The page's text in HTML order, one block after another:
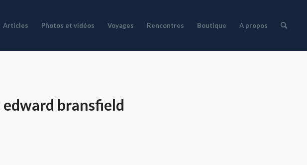
Articles Photos et vidéos Voyages Rencontres Boutique A propos
edward bransfield